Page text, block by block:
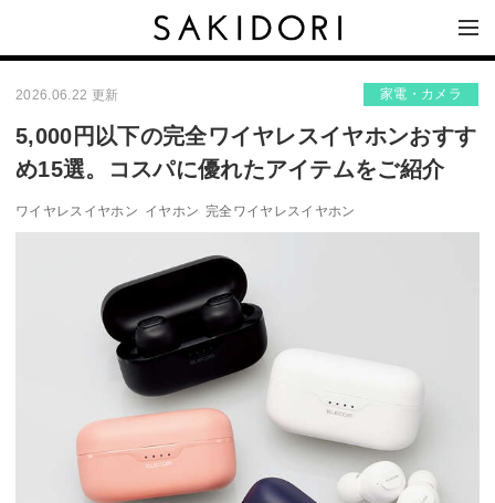
2026.06.22 更新 家電・カメラ
5,000円以下の完全ワイヤレスイヤホンおすす
め15選。コスパに優れたアイテムをご紹介
ワイヤレスイヤホン イヤホン 完全ワイヤレスイヤホン